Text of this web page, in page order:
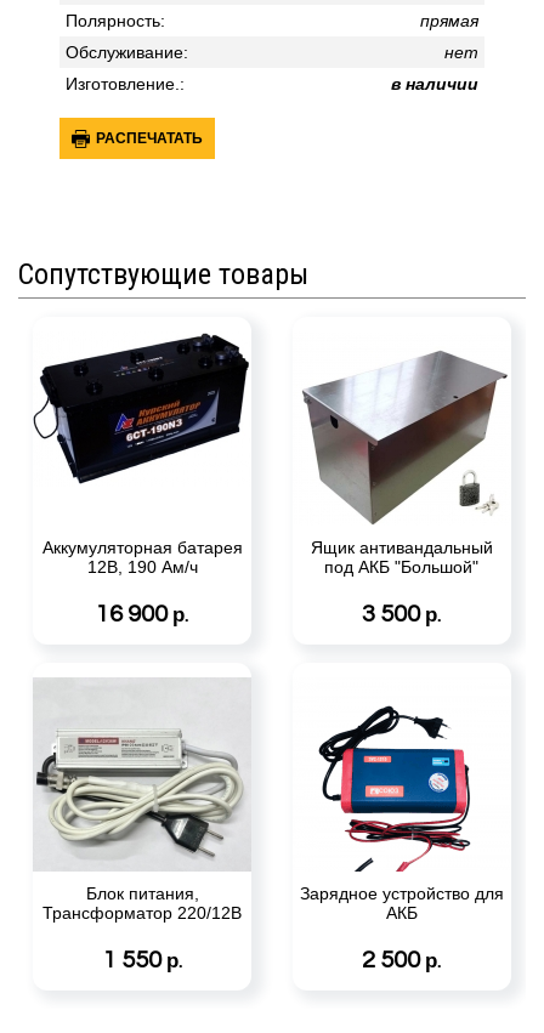
Полярность:
прямая
Обслуживание:
нет
Изготовление.:
в наличии
РАСПЕЧАТАТЬ
Сопутствующие товары
Аккумуляторная батарея
12В, 190 Ам/ч
16 900 р.
Ящик антивандальный
под АКБ "Большой"
3 500 р.
Блок питания,
Трансформатор 220/12В
1 550 р.
Зарядное устройство для
АКБ
2 500 р.